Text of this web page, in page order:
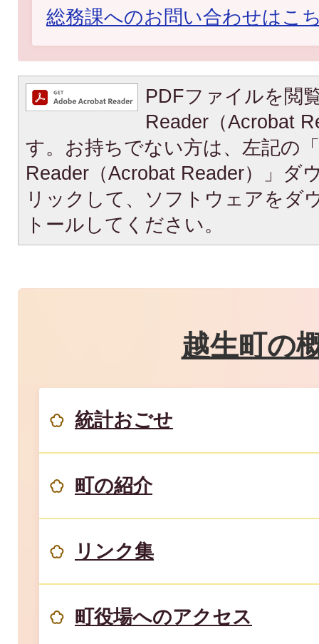
総務課へのお問い合わせはこ
PDFファイルを閲
Reader（Acrobat
す。お持ちでない方は、左記の
Reader（Acrobat Reader）」ダ
リックして、ソフトウェアをダ
トールしてください。
越生町の
統計おごせ
町の紹介
リンク集
町役場へのアクセス